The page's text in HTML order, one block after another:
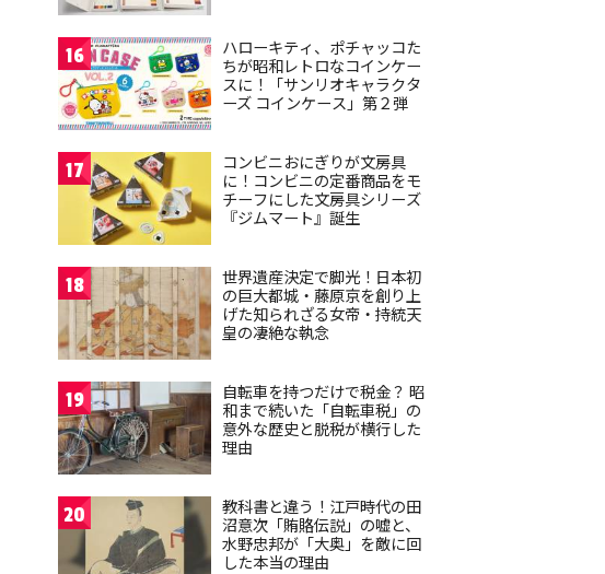
16
ハローキティ、ポチャッコた
ちが昭和レトロなコインケー
スに！「サンリオキャラクタ
ーズ コインケース」第２弾
17
コンビニおにぎりが文房具
に！コンビニの定番商品をモ
チーフにした文房具シリーズ
『ジムマート』誕生
18
世界遺産決定で脚光！日本初
の巨大都城・藤原京を創り上
げた知られざる女帝・持統天
皇の凄絶な執念
19
自転車を持つだけで税金？ 昭
和まで続いた「自転車税」の
意外な歴史と脱税が横行した
理由
20
教科書と違う！江戸時代の田
沼意次「賄賂伝説」の嘘と、
水野忠邦が「大奥」を敵に回
した本当の理由